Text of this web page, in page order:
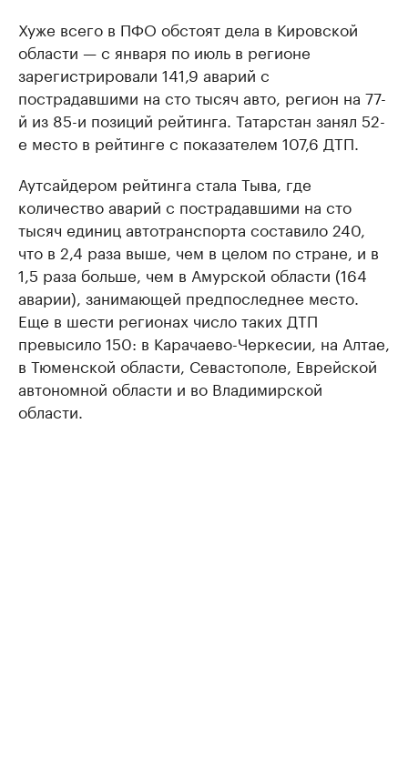
Хуже всего в ПФО обстоят дела в Кировской
области — с января по июль в регионе
зарегистрировали 141,9 аварий с
пострадавшими на сто тысяч авто, регион на 77-
й из 85-и позиций рейтинга. Татарстан занял 52-
е место в рейтинге с показателем 107,6 ДТП.
Аутсайдером рейтинга стала Тыва, где
количество аварий с пострадавшими на сто
тысяч единиц автотранспорта составило 240,
что в 2,4 раза выше, чем в целом по стране, и в
1,5 раза больше, чем в Амурской области (164
аварии), занимающей предпоследнее место.
Еще в шести регионах число таких ДТП
превысило 150: в Карачаево-Черкесии, на Алтае,
в Тюменской области, Севастополе, Еврейской
автономной области и во Владимирской
области.